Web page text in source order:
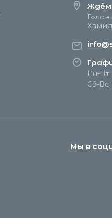
Ждём
Пн-Пт
Сб-Вс
Мы в